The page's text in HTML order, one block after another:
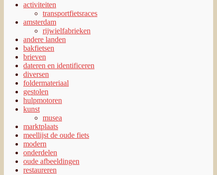
activiteiten
transportfietsraces
amsterdam
rijwielfabrieken
andere landen
bakfietsen
brieven
dateren en identificeren
diversen
foldermateriaal
gestolen
hulpmotoren
kunst
musea
marktplaats
meellijst de oude fiets
modern
onderdelen
oude afbeeldingen
restaureren